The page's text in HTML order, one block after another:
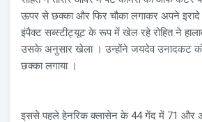
ऊपर से छक्का और फिर चौका लगाकर अपने इरादे
इंपैक्ट सब्स्टीट्यूट के रूप में खेल रहे रोहित ने
उसके अनुसार खेला । उन्होंने जयदेव उनादकट
छक्का लगाया ।
इससे पहले हेनरिक क्लासेन के 44 गेंद में 71 और